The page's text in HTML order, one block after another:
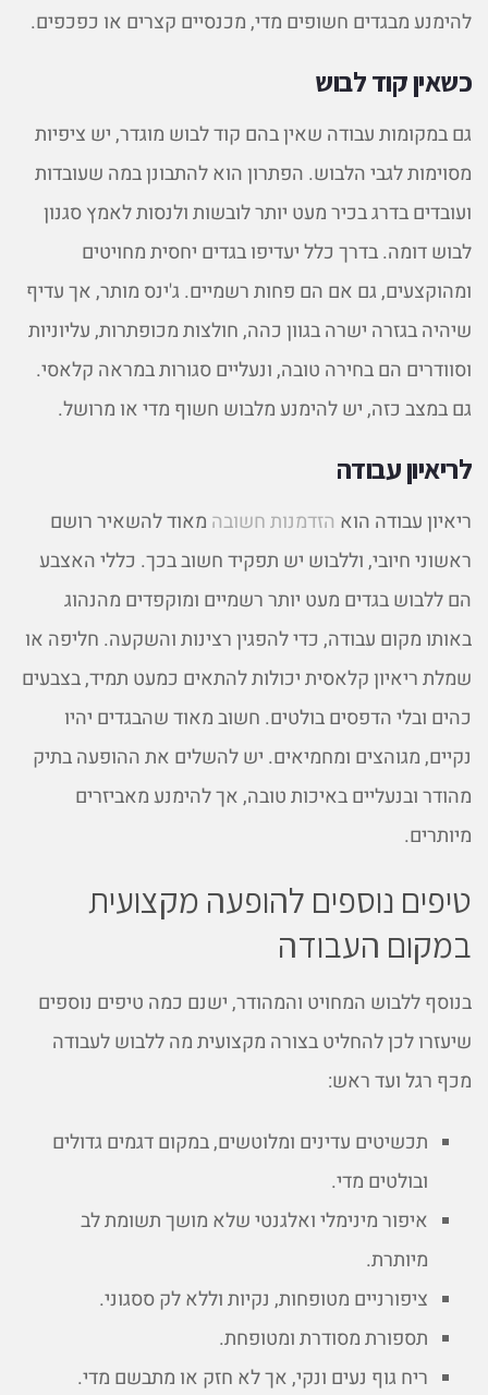
להימנע מבגדים חשופים מדי, מכנסיים קצרים או כפכפים.
כשאין קוד לבוש
גם במקומות עבודה שאין בהם קוד לבוש מוגדר, יש ציפיות
מסוימות לגבי הלבוש. הפתרון הוא להתבונן במה שעובדות
ועובדים בדרג בכיר מעט יותר לובשות ולנסות לאמץ סגנון
לבוש דומה. בדרך כלל יעדיפו בגדים יחסית מחויטים
ומהוקצעים, גם אם הם פחות רשמיים. ג'ינס מותר, אך עדיף
שיהיה בגזרה ישרה בגוון כהה, חולצות מכופתרות, עליוניות
וסוודרים הם בחירה טובה, ונעליים סגורות במראה קלאסי.
גם במצב כזה, יש להימנע מלבוש חשוף מדי או מרושל.
לריאיון עבודה
ריאיון עבודה הוא הזדמנות חשובה מאוד להשאיר רושם
ראשוני חיובי, וללבוש יש תפקיד חשוב בכך. כללי האצבע
הם ללבוש בגדים מעט יותר רשמיים ומוקפדים מהנהוג
באותו מקום עבודה, כדי להפגין רצינות והשקעה. חליפה או
שמלת ריאיון קלאסית יכולות להתאים כמעט תמיד, בצבעים
כהים ובלי הדפסים בולטים. חשוב מאוד שהבגדים יהיו
נקיים, מגוהצים ומחמיאים. יש להשלים את ההופעה בתיק
מהודר ובנעליים באיכות טובה, אך להימנע מאביזרים
מיותרים.
טיפים נוספים להופעה מקצועית
במקום העבודה
בנוסף ללבוש המחויט והמהודר, ישנם כמה טיפים נוספים
שיעזרו לכן להחליט בצורה מקצועית מה ללבוש לעבודה
מכף רגל ועד ראש:
תכשיטים עדינים ומלוטשים, במקום דגמים גדולים
ובולטים מדי.
איפור מינימלי ואלגנטי שלא מושך תשומת לב
מיותרת.
ציפורניים מטופחות, נקיות וללא לק ססגוני.
תספורת מסודרת ומטופחת.
ריח גוף נעים ונקי, אך לא חזק או מתבשם מדי.